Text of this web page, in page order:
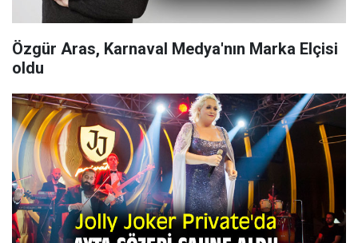
Özgür Aras, Karnaval Medya'nın Marka Elçisi
oldu